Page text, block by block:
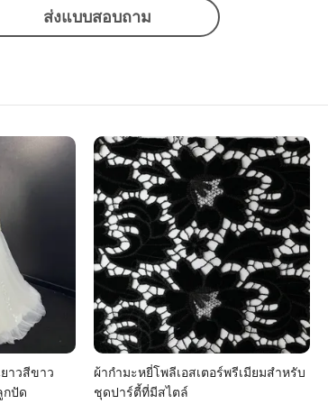
ส่งแบบสอบถาม
าวสีขาว
กปัด
ผ้ากำมะหยี่โพลีเอสเตอร์พรีเมียมสำหรับ
ชุดปาร์ตี้ที่มีสไตล์